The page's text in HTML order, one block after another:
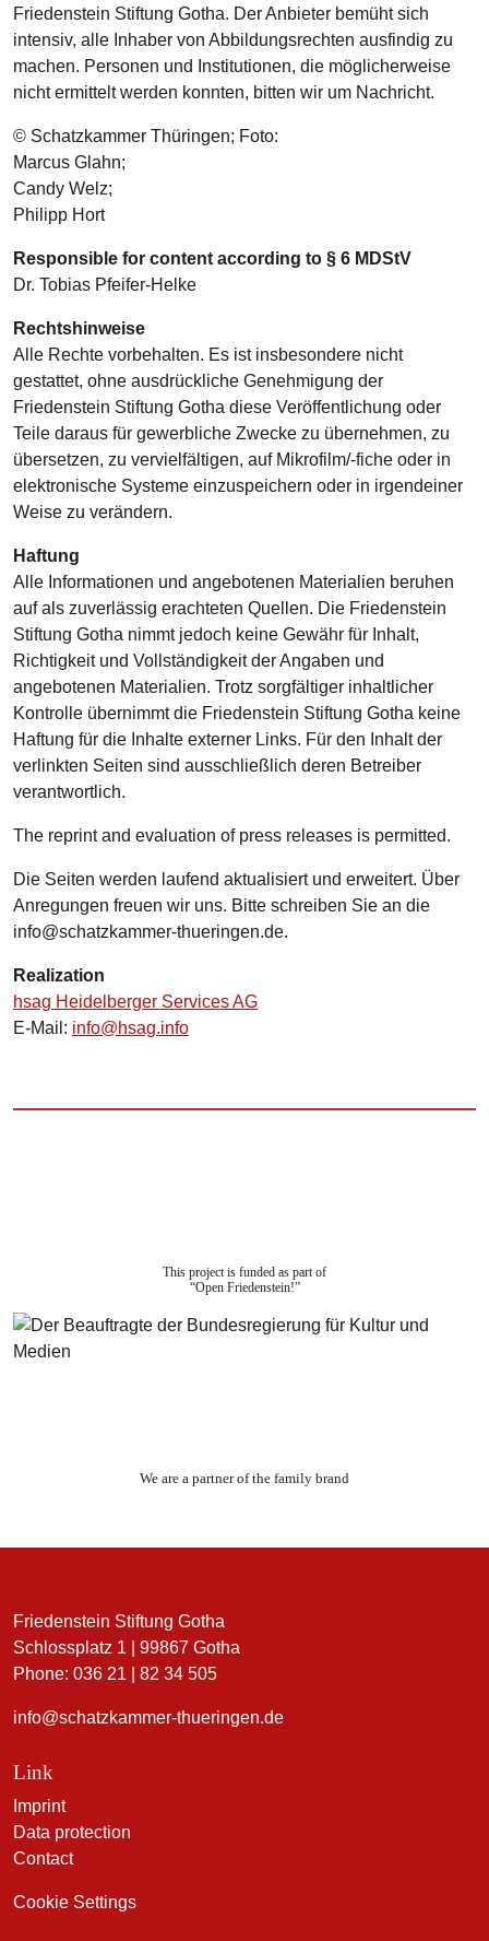
Friedenstein Stiftung Gotha. Der Anbieter bemüht sich
intensiv, alle Inhaber von Abbildungsrechten ausfindig zu
machen. Personen und Institutionen, die möglicherweise
nicht ermittelt werden konnten, bitten wir um Nachricht.
© Schatzkammer Thüringen; Foto:
Marcus Glahn;
Candy Welz;
Philipp Hort
Responsible for content according to § 6 MDStV
Dr. Tobias Pfeifer-Helke
Rechtshinweise
Alle Rechte vorbehalten. Es ist insbesondere nicht
gestattet, ohne ausdrückliche Genehmigung der
Friedenstein Stiftung Gotha diese Veröffentlichung oder
Teile daraus für gewerbliche Zwecke zu übernehmen, zu
übersetzen, zu vervielfältigen, auf Mikrofilm/-fiche oder in
elektronische Systeme einzuspeichern oder in irgendeiner
Weise zu verändern.
Haftung
Alle Informationen und angebotenen Materialien beruhen
auf als zuverlässig erachteten Quellen. Die Friedenstein
Stiftung Gotha nimmt jedoch keine Gewähr für Inhalt,
Richtigkeit und Vollständigkeit der Angaben und
angebotenen Materialien. Trotz sorgfältiger inhaltlicher
Kontrolle übernimmt die Friedenstein Stiftung Gotha keine
Haftung für die Inhalte externer Links. Für den Inhalt der
verlinkten Seiten sind ausschließlich deren Betreiber
verantwortlich.
The reprint and evaluation of press releases is permitted.
Die Seiten werden laufend aktualisiert und erweitert. Über
Anregungen freuen wir uns. Bitte schreiben Sie an die
info@schatzkammer-thueringen.de.
Realization
hsag Heidelberger Services AG
E-Mail: info@hsag.info
This project is funded as part of
“Open Friedenstein!”
We are a partner of the family brand
Friedenstein Stiftung Gotha
Schlossplatz 1 | 99867 Gotha
Phone: 036 21 | 82 34 505
info@schatzkammer-thueringen.de
Link
Imprint
Data protection
Contact
Cookie Settings